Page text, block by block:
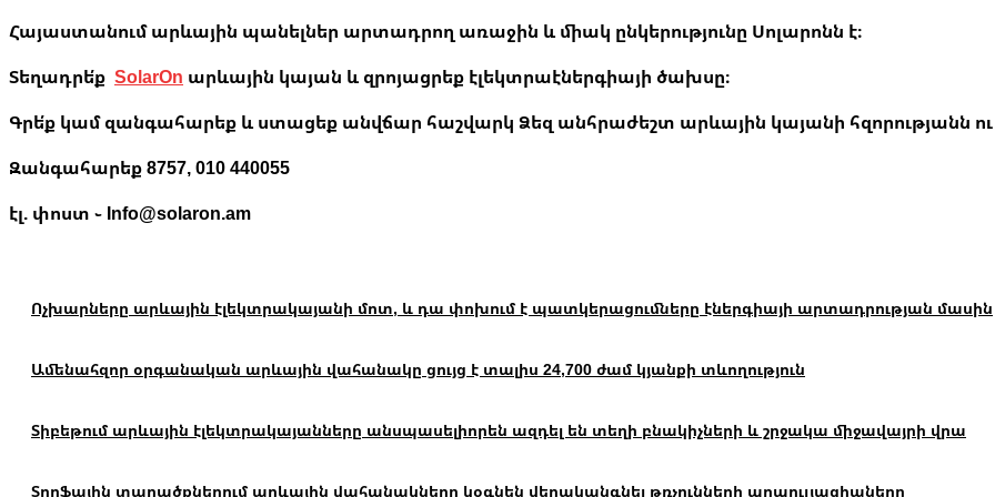
Հայաստանում արևային պանելներ արտադրող առաջին և միակ ընկերությունը Սոլարոնն է։
Տեղադրե՛ք SolarOn արևային կայան և զրոյացրեք էլեկտրաէներգիայի ծախսը։
Գրե՛ք կամ զանգահարեք և ստացեք անվճար հաշվարկ Ձեզ անհրաժեշտ արևային կայանի հզորությանն ու
Զանգահարեք 8757, 010 440055
էլ. փոստ ֊ Info@solaron.am
Ոչխարները արևային էլեկտրակայանի մոտ, և դա փոխում է պատկերացումները էներգիայի արտադրության մասին
Ամենահզոր օրգանական արևային վահանակը ցույց է տալիս 24,700 ժամ կյանքի տևողություն
Տիբեթում արևային էլեկտրակայանները անսպասելիորեն ազդել են տեղի բնակիչների և շրջակա միջավայրի վրա
Տորֆային տարածքներում արևային վահանակները կօգնեն վերականգնել թռչունների պոպուլյացիաները